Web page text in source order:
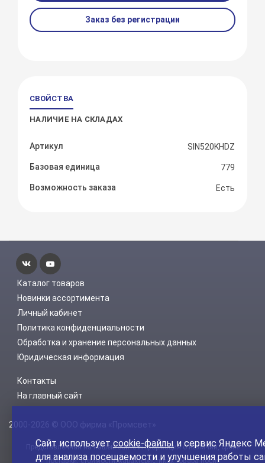
Заказ без регистрации
СВОЙСТВА
НАЛИЧИЕ НА СКЛАДАХ
Артикул SIN520KHDZ
Базовая единица 779
Возможность заказа Есть
Каталог товаров
Новинки ассортимента
Личный кабинет
Политика конфиденциальности
Обработка и хранение персональных данных
Юридическая информация
Контакты
На главный сайт
2000-2026 © ООО фирма «Промсвет»
Представленная на нашем сайте информация о наличии, сроке
поставки, стоимости, характеристиках товара носит
Сайт используетcookie-файлы и сервис Яндекс
для анализа посещаемости и улучшения работы